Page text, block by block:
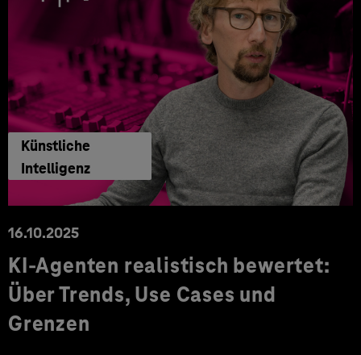
Künstliche
Intelligenz
16.10.2025
KI-Agenten realistisch bewertet:
Über Trends, Use Cases und
Grenzen